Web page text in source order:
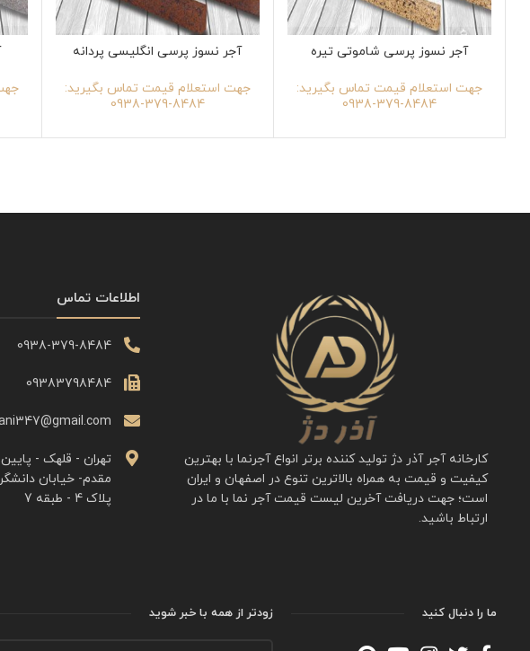
آجر نسوز پرسی شاموتی تیره
جهت استعلام قیمت تماس بگیرید:
8484-379-0938
آجر نسوز پرسی انگلیسی پردانه
جهت استعلام قیمت تماس بگیرید:
8484-379-0938
کارخانه آجر آذر دژ تولید کننده برتر انواع آجرنما با بهترین
کیفیت و قیمت به همراه بالاترین تنوع در اصفهان و ایران
است؛ جهت دریافت آخرین لیست قیمت آجر نما با ما در
ارتباط باشید.
اطلاعات تماس
0938-379-8484
09383798484
تهران - قلهک -
مقدم- خیابان
پلاک 4 - طبقه 7
ما را دنبال کنید زودتر از همه با خبر شوید